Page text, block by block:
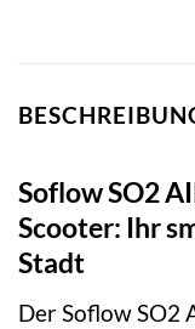
Soflow SO2
Scooter: Ihr
Stadt
Der Soflow SO2